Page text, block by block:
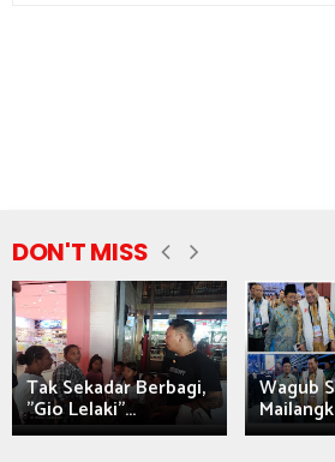
DON'T MISS
Tak Sekadar Berbagi,
"Gio Lelaki"...
Wagub